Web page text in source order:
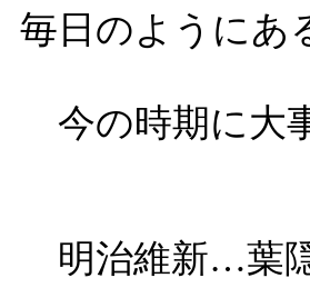
毎日のようにあ
今の時期に大
明治維新…葉